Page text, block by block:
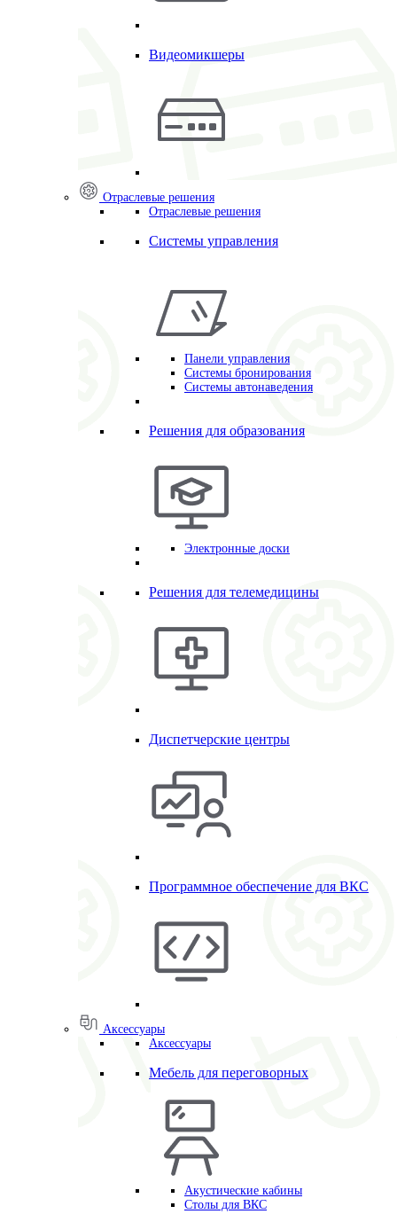
Видеомикшеры
Отраслевые решения
Отраслевые решения
Системы управления
Панели управления
Системы бронирования
Системы автонаведения
Решения для образования
Электронные доски
Решения для телемедицины
Диспетчерские центры
Программное обеспечение для ВКС
Аксессуары
Аксессуары
Мебель для переговорных
Акустические кабины
Столы для ВКС